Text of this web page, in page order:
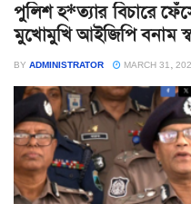
পুলিশ হ*ত্যার বিচারে
মুখোমুখি আইজিপি বনাম
BY ADMINISTRATOR MARCH 31,